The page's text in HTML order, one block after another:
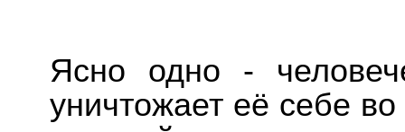
Ясно одно -
уничтожает её себе